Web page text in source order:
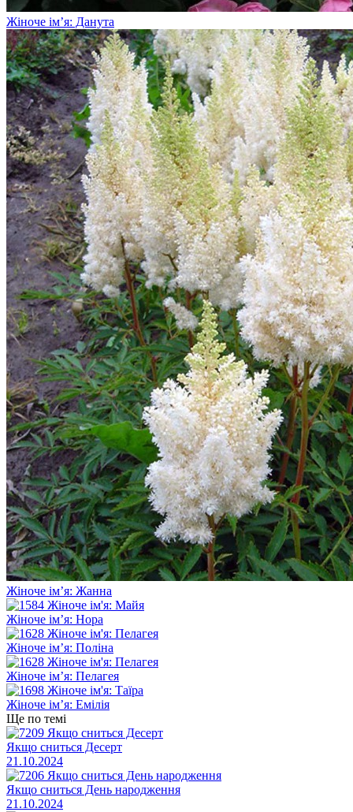
Жіноче ім’я: Данута
Жіноче ім’я: Жанна
Жіноче ім’я: Нора
Жіноче ім’я: Поліна
Жіноче ім’я: Пелагея
Жіноче ім’я: Емілія
Ще по темі
Якщо сниться Десерт
21.10.2024
Якщо сниться День народження
21.10.2024